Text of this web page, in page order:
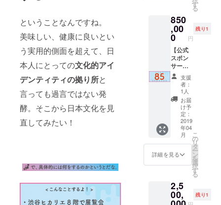
ということなんですね。
美味しい、健康に良いとい
う実用的側面を超えて、日
本人にとっての文化的アイ
デンティティの拠り所と
言っても過言ではない発
酵。そこから日本文化を見
直してみたい！
ポー
ターと
してお
名前掲
載 ●d47
MUSEU
M館内
に設置
する
「提灯
広告」
ライト
して、
支援者
様ご自
身の飲
食店が
参加で
きる権
利で
す。 ・
使用す
る食材
と担当
県を決
定し、
発酵限
定メ
ニュー
をご自
身のお
店でご
ださ
い。 ・
展示会
冊、さ
連トー
クイベ
ントの
全てに
参加で
きるパ
スポー
ト（動
画配信
付き）
付きに
加え、
公式書
籍の巻
末に用
意して
いる広
告枠の
うち、
1/2Pサ
広告を
掲載し
ます。
す
る
850
,00
0 円
残り1
【公式
スポン
サー
85（ハ
ッ
コー!）
コー
ス】 ・
キュ
レー
ター・
小倉ヒ
ラクに
よる 取
材記事
掲載
ogura.c
om) 発
酵はも
支援
者：
1人
お届
け予
定：
2019
年04
月
詳細を見る
こ
の
リ
タ
ー
ン
を
選
択
す
る
2,5
00, 残り1